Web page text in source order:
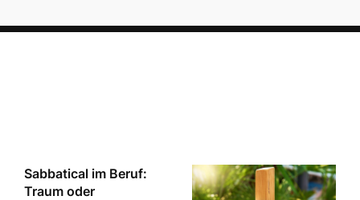
Sabbatical im Beruf:
Traum oder